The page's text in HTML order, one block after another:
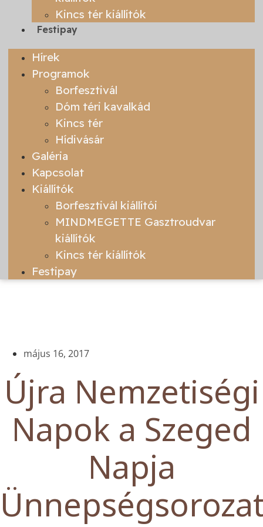
Kincs tér kiállítók
Festipay
Hírek
Programok
Borfesztivál
Dóm téri kavalkád
Kincs tér
Hídivásár
Galéria
Kapcsolat
Kiállítók
Borfesztivál kiállítói
MINDMEGETTE Gasztroudvar
kiállítók
Kincs tér kiállítók
Festipay
május 16, 2017
Újra Nemzetiségi
Napok a Szeged
Napja